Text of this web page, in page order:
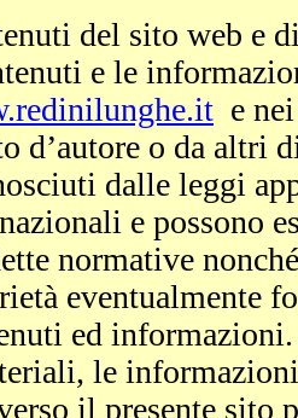
del sito web e
e le
e
d’autore o da altri
dalle leggi
e possono
normative
eventualmente
ed informazioni.
le
il presente sito